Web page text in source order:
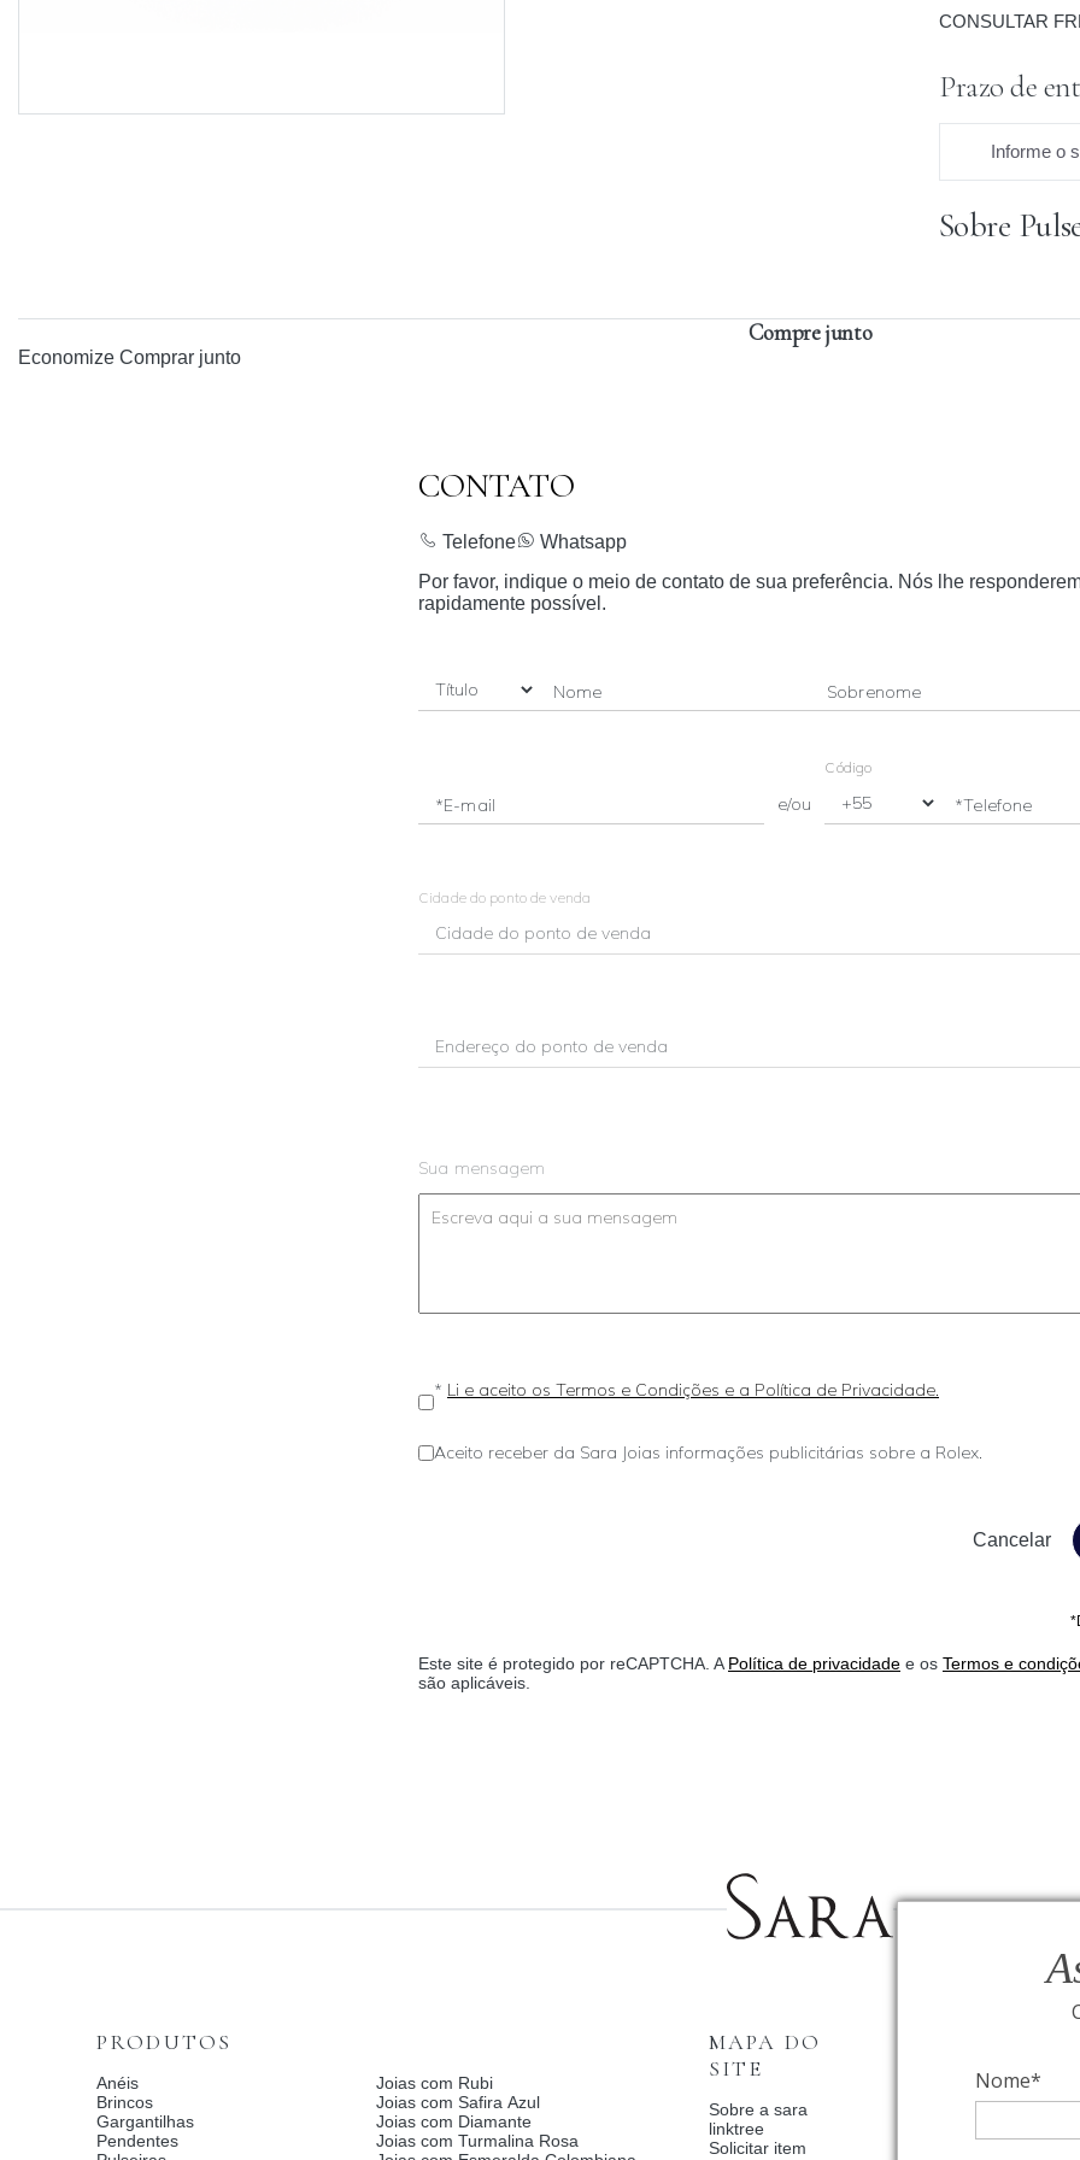
Nome*
CONSULTAR
Prazo de
Informe o
Sobre
Compre junto
Economize Comprar junto
CONTATO
Telefone
Whatsapp
Por favor, indique o meio de contato de sua preferência. Nós lhe
rapidamente possível.
Nome Sobrenome
*E-mail e/ou
Código
*Telefone
Cidade do ponto de venda
Sua mensagem
* Li e aceito os Termos e Condições e a Política de Privacidade.
Aceito receber da Sara Joias informações publicitárias sobre a Rolex.
Este site é protegido por reCAPTCHA. APolítica de privacidade e os Termos e
são aplicáveis.
Fale Conosco
Relógios BVLGARI
Condições de
MAPA DO
SITE
Sobre a sara
linktree
Solicitar item
PRODUTOS
Anéis
Brincos
Gargantilhas
Pendentes
Joias com Rubi
Joias com Safira Azul
Joias com Diamante
Joias com Turmalina Rosa